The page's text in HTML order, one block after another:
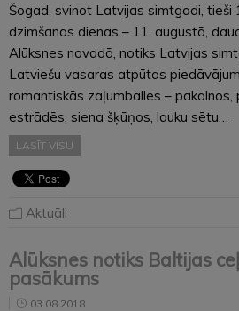
Šogad, svinot Latvijas simtgadi, tieši
dzimšanas dienas – 11. augustā,
Alūksnes novadā, notiks Latvijas
Latviešu vasaras atpūtas
romantiskās zaļumballes – pakalnos,
estrādēs, siena šķūņos, lauku sētu…
LASĪT VISU
Aktuāli
Alūksnes notiks Baltijas
pasākums
03.08.2018